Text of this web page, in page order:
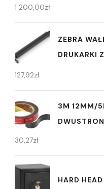
1 200,00zł
ZEBRA
DRUKARKI
127,92zł
3M 12MM/
30,27zł
HARD